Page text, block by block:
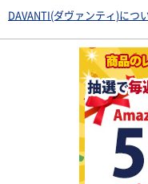
DAVANTI(ダヴァンティ)につ